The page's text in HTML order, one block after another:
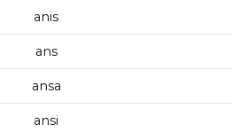
anis
ans
ansa
ansi